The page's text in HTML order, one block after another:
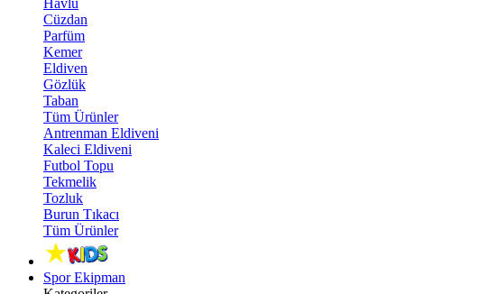
Havlu
Cüzdan
Parfüm
Kemer
Eldiven
Gözlük
Taban
Tüm Ürünler
Antrenman Eldiveni
Kaleci Eldiveni
Futbol Topu
Tekmelik
Tozluk
Burun Tıkacı
Tüm Ürünler
Spor Ekipman